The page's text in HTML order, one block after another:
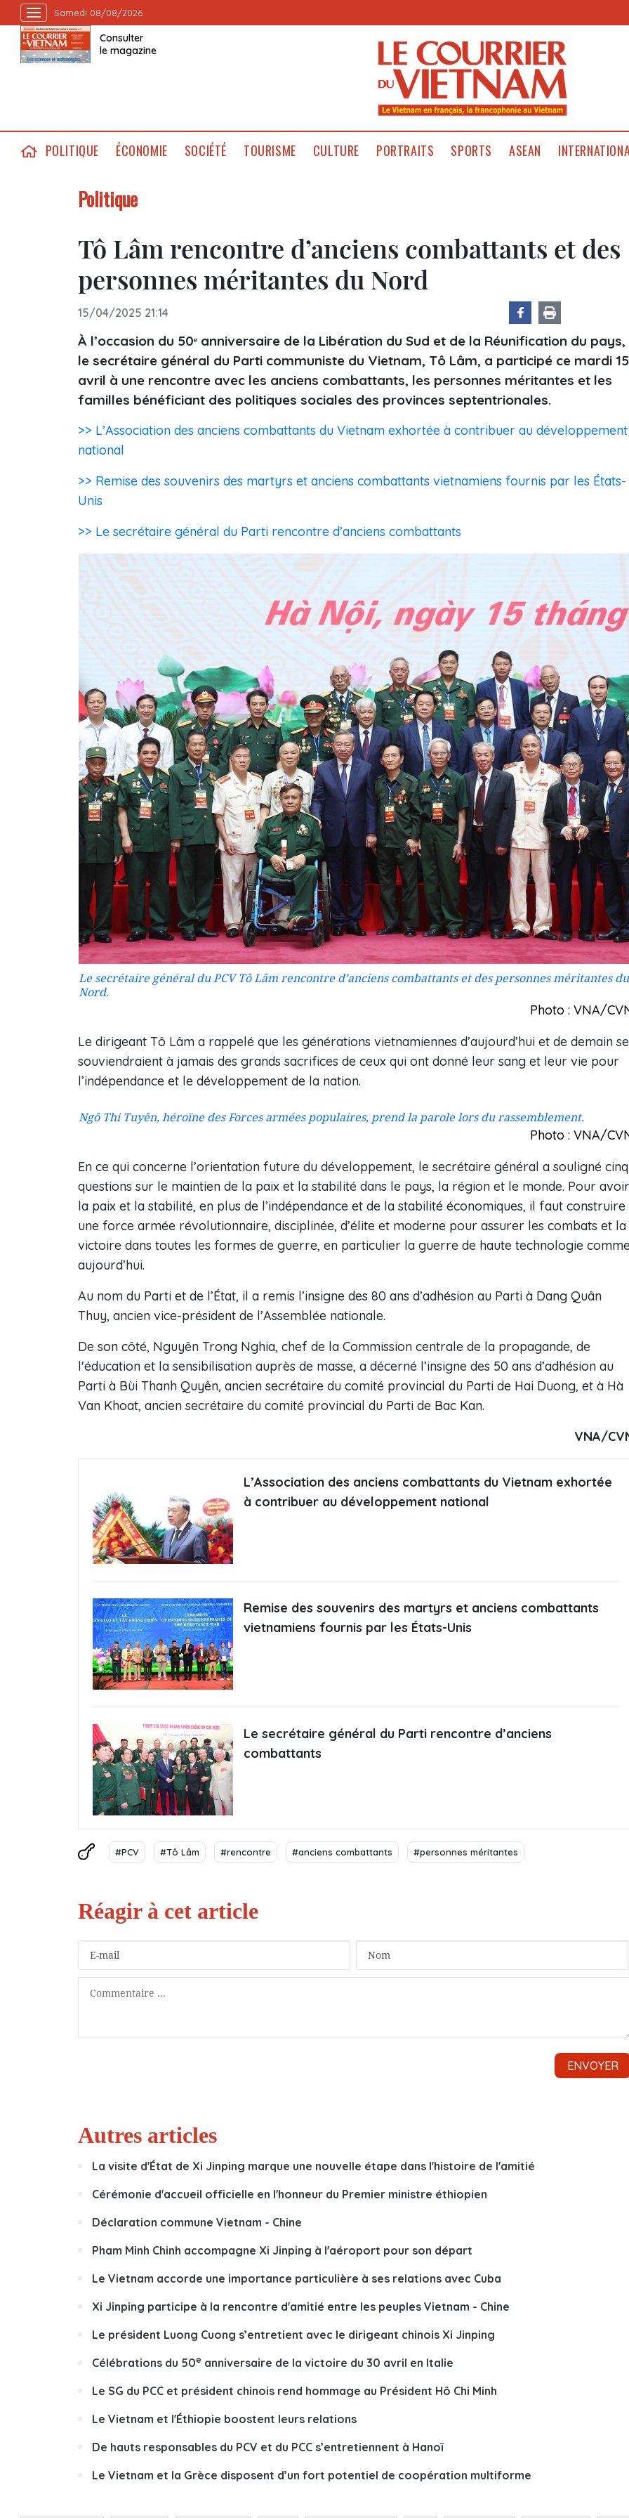
Samedi 08/08/2026
Consulter
le magazine
POLITIQUE ÉCONOMIE SOCIÉTÉ TOURISME CULTURE PORTRAITS SPORTS ASEAN
Politique
Tô Lâm rencontre d’anciens combattants et des
personnes méritantes du Nord
15/04/2025 21:14
À l’occasion du 50ᵉ anniversaire de la Libération du Sud et de la Réunification du pays,
le secrétaire général du Parti communiste du Vietnam, Tô Lâm, a participé ce mardi 15
avril à une rencontre avec les anciens combattants, les personnes méritantes et les
familles bénéficiant des politiques sociales des provinces septentrionales.
>> L’Association des anciens combattants du Vietnam exhortée à contribuer au développement
national
>> Remise des souvenirs des martyrs et anciens combattants vietnamiens fournis par les États-
Unis
>> Le secrétaire général du Parti rencontre d’anciens combattants
Le secrétaire général du PCV Tô Lâm rencontre d’anciens combattants et des personnes méritantes du
Nord.
Photo : VNA/
Le dirigeant Tô Lâm a rappelé que les générations vietnamiennes d’aujourd’hui et de demain se
souviendraient à jamais des grands sacrifices de ceux qui ont donné leur sang et leur vie pour
l’indépendance et le développement de la nation.
Ngô Thi Tuyên, héroïne des Forces armées populaires, prend la parole lors du rassemblement.
Photo : VNA/
En ce qui concerne l’orientation future du développement, le secrétaire général a souligné cinq
questions sur le maintien de la paix et la stabilité dans le pays, la région et le monde. Pour avoir
la paix et la stabilité, en plus de l’indépendance et de la stabilité économiques, il faut construire
une force armée révolutionnaire, disciplinée, d’élite et moderne pour assurer les combats et la
victoire dans toutes les formes de guerre, en particulier la guerre de haute technologie
aujourd’hui.
Au nom du Parti et de l’État, il a remis l’insigne des 80 ans d’adhésion au Parti à Dang Quân
Thuy, ancien vice-président de l’Assemblée nationale.
De son côté, Nguyên Trong Nghia, chef de la Commission centrale de la propagande, de
l'éducation et la sensibilisation auprès de masse, a décerné l’insigne des 50 ans d’adhésion au
Parti à Bùi Thanh Quyên, ancien secrétaire du comité provincial du Parti de Hai Duong, et à Hà
Van Khoat, ancien secrétaire du comité provincial du Parti de Bac Kan.
VNA/
L’Association des anciens combattants du Vietnam exhortée
à contribuer au développement national
Remise des souvenirs des martyrs et anciens combattants
vietnamiens fournis par les États-Unis
Le secrétaire général du Parti rencontre d’anciens
combattants
#PCV #Tô Lâm #rencontre #anciens combattants #personnes méritantes
Autres articles
La visite d'État de Xi Jinping marque une nouvelle étape dans l'histoire de l'amitié
Cérémonie d'accueil officielle en l'honneur du Premier ministre éthiopien
Déclaration commune Vietnam - Chine
Pham Minh Chinh accompagne Xi Jinping à l'aéroport pour son départ
Le Vietnam accorde une importance particulière à ses relations avec Cuba
Xi Jinping participe à la rencontre d'amitié entre les peuples Vietnam - Chine
Le président Luong Cuong s’entretient avec le dirigeant chinois Xi Jinping
Célébrations du 50e anniversaire de la victoire du 30 avril en Italie
Le SG du PCC et président chinois rend hommage au Président Hô Chi Minh
Le Vietnam et l'Éthiopie boostent leurs relations
De hauts responsables du PCV et du PCC s’entretiennent à Hanoï
Le Vietnam et la Grèce disposent d’un fort potentiel de coopération multiforme